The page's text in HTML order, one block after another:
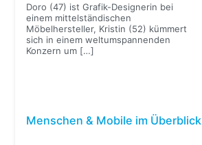
Doro (47) ist Grafik-Designerin bei
einem mittelständischen
Möbelhersteller, Kristin (52) kümmert
sich in einem weltumspannenden
Konzern um […]
Menschen & Mobile im Überblick